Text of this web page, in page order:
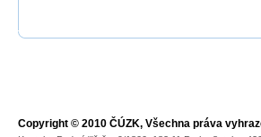
Copyright © 2010 ČÚZK, Všechna práva